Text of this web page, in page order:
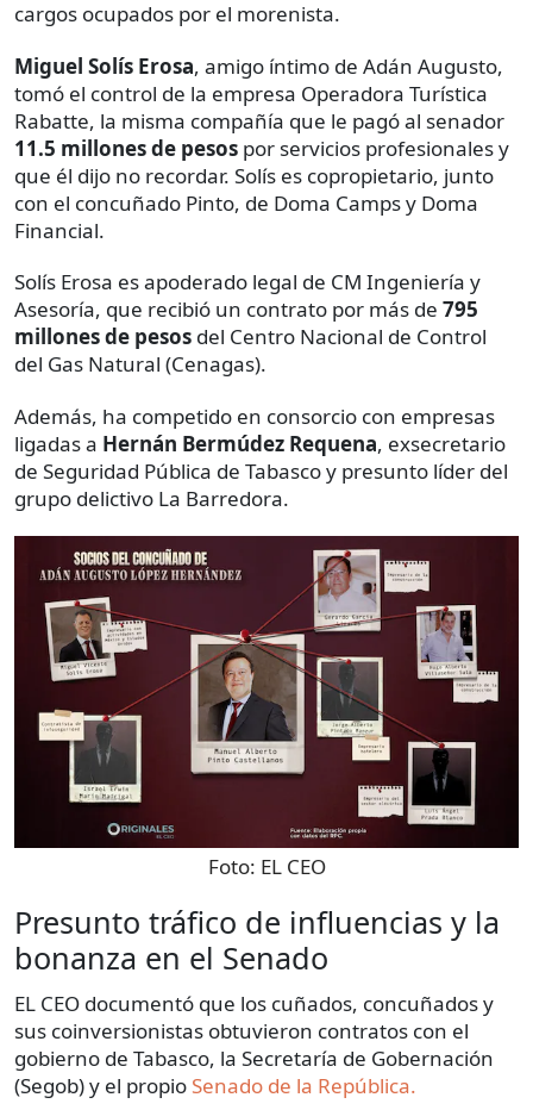
cargos ocupados por el morenista.
Miguel Solís Erosa, amigo íntimo de Adán Augusto,
tomó el control de la empresa Operadora Turística
Rabatte, la misma compañía que le pagó al senador
11.5 millones de pesos por servicios profesionales y
que él dijo no recordar. Solís es copropietario, junto
con el concuñado Pinto, de Doma Camps y Doma
Financial.
Solís Erosa es apoderado legal de CM Ingeniería y
Asesoría, que recibió un contrato por más de 795
millones de pesos del Centro Nacional de Control
del Gas Natural (Cenagas).
Además, ha competido en consorcio con empresas
ligadas a Hernán Bermúdez Requena, exsecretario
de Seguridad Pública de Tabasco y presunto líder del
grupo delictivo La Barredora.
Foto: EL CEO
Presunto tráfico de influencias y la
bonanza en el Senado
EL CEO documentó que los cuñados, concuñados y
sus coinversionistas obtuvieron contratos con el
gobierno de Tabasco, la Secretaría de Gobernación
(Segob) y el propio Senado de la República.